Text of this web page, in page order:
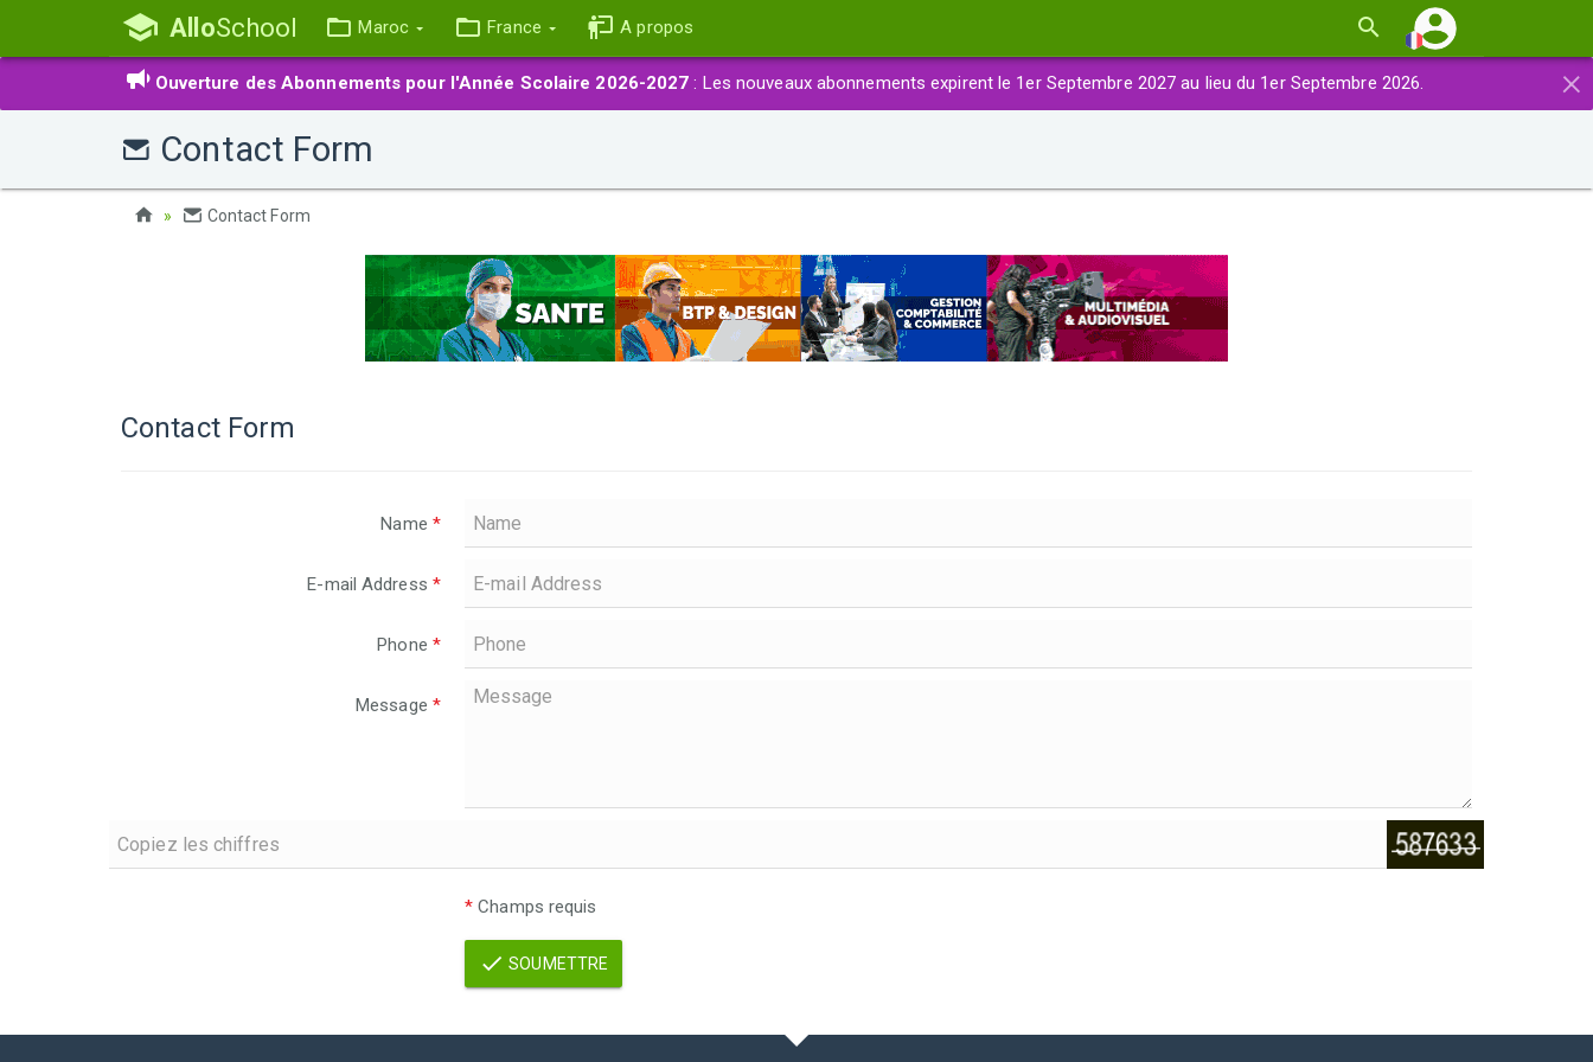
AlloSchool Maroc France A propos
×
Ouverture des Abonnements pour l'Année Scolaire 2026-2027 : Les nouveaux abonnements expirent le 1er Septembre 2027 au lieu du 1er Septembre 2026.
Contact Form
Contact Form
Contact Form
Name *
E-mail Address *
Phone *
Message *
* Champs requis
SOUMETTRE